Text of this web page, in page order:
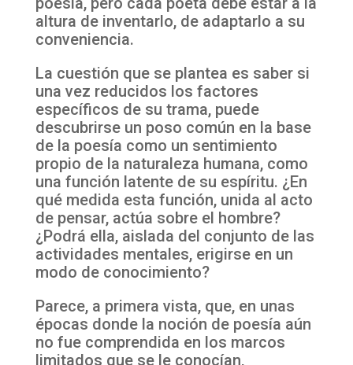
altura de inventarlo, de adaptarlo a su
conveniencia.
La cuestión que se plantea es saber si
una vez reducidos los factores
específicos de su trama, puede
descubrirse un poso común en la base
de la poesía como un sentimiento
propio de la naturaleza humana, como
una función latente de su espíritu. ¿En
qué medida esta función, unida al acto
de pensar, actúa sobre el hombre?
¿Podrá ella, aislada del conjunto de las
actividades mentales, erigirse en un
modo de conocimiento?
Parece, a primera vista, que, en unas
épocas donde la noción de poesía aún
no fue comprendida en los marcos
limitados que se le conocían,